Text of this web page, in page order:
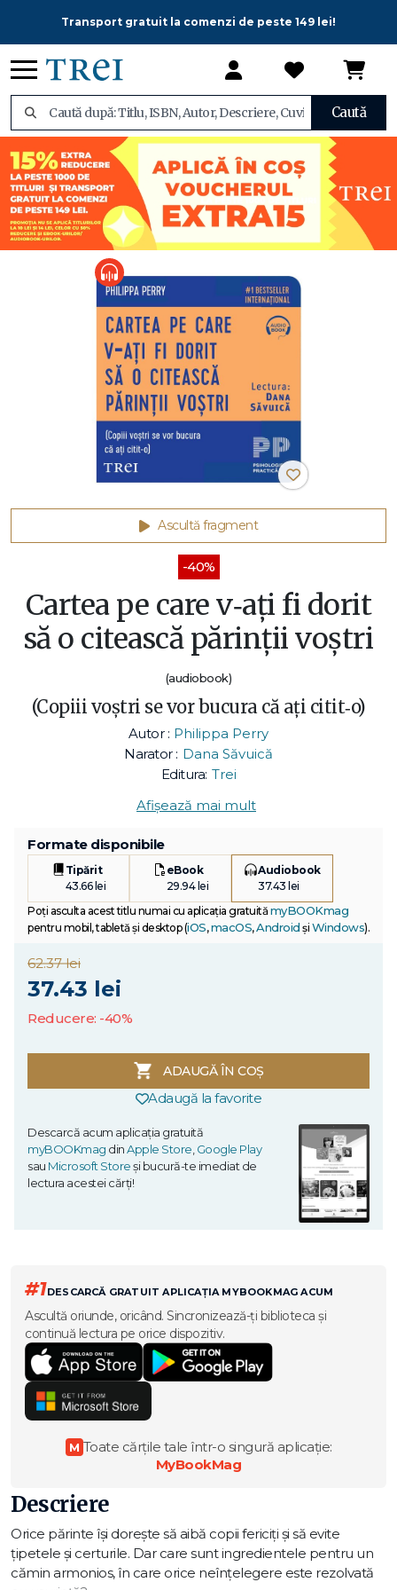
Transport gratuit la comenzi de peste 149 lei!
Caută
Ascultă fragment
-40%
Cartea pe care v‑ați fi dorit
să o citească părinții voștri
(audiobook)
(Copiii voștri se vor bucura că ați citit‑o)
Autor : Philippa Perry
Narator : Dana Săvuică
Editura: Trei
Afișează mai mult
Formate disponibile
Tipărit
43.66 lei
eBook
29.94 lei
Audiobook
37.43 lei
Poți asculta acest titlu numai cu aplicația gratuitămyBOOKmag
pentru mobil, tabletă și desktop (iOS,macOS,Android și Windows).
62.37 lei
37.43 lei
Reducere: -40%
ADAUGĂ ÎN COȘ
Adaugă la favorite
Descarcă acum aplicația gratuită
myBOOKmag dinApple Store,Google Play
sau Microsoft Storeși bucură-te imediat de
lectura acestei cărți!
#1DESCARCĂ GRATUIT APLICAȚIA MYBOOKMAG ACUM
Ascultă oriunde, oricând. Sincronizează-ți biblioteca și
continuă lectura pe orice dispozitiv.
M Toate cărțile tale într-o singură aplicație:
MyBookMag
Descriere
Orice părinte își dorește să aibă copii fericiți și să evite
țipetele și certurile. Dar care sunt ingredientele pentru un
cămin armonios, în care orice neînțelegere este rezolvată